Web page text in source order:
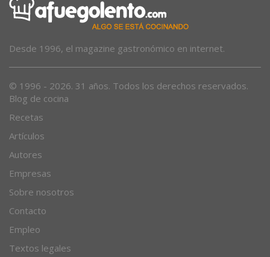
Blog de cocina
Recetas
Artículos
Autores
Empresas
Sobre nosotros
Contacto
Empleo